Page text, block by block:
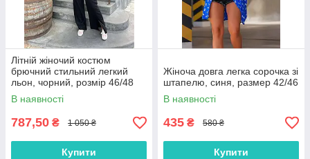
Літній жіночий костюм
брючний стильний легкий
льон, чорний, розмір 46/48
В наявності
787,50 ₴ 1 050 ₴
Купити
Жіноча довга легка сорочка зі
штапелю, синя, размер 42/46
В наявності
435 ₴ 580 ₴
Купити